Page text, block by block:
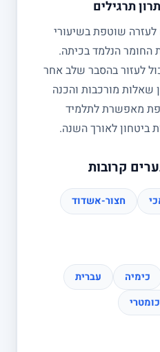
תרגילים
לעזרה שוטפת בשיעורי
החומר הנלמד בכיתה.
לעזור בהסבר שלב אחר
שאלות מורכבות והכנה
מאפשרת לתלמיד
ביטחון לאורך השנה.
קרובות
חצור-אשדוד
כימיה
עברית